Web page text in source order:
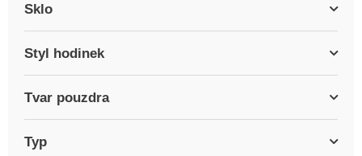
Sklo
Styl hodinek
Tvar pouzdra
Typ